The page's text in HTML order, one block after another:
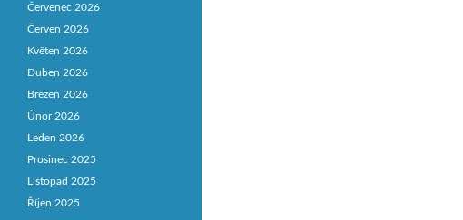
Červenec 2026
Červen 2026
Květen 2026
Duben 2026
Březen 2026
Únor 2026
Leden 2026
Prosinec 2025
Listopad 2025
Říjen 2025